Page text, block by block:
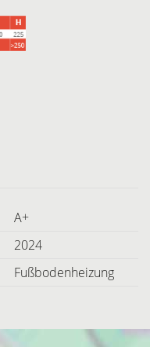
A+
2024
Fußbodenheizung